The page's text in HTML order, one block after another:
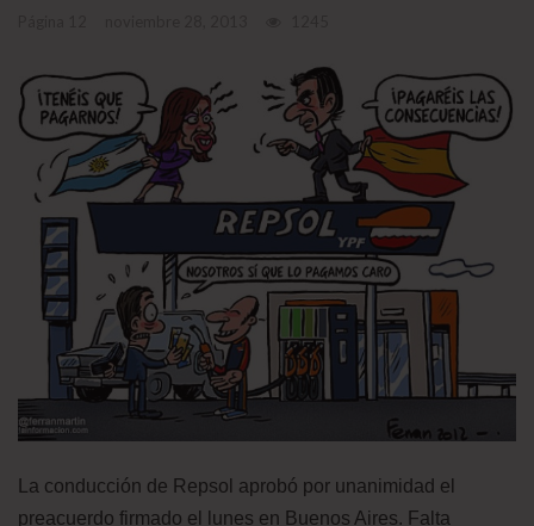
La conducción de Repsol aprobó por unanimidad el
preacuerdo firmado el lunes en Buenos Aires. Falta